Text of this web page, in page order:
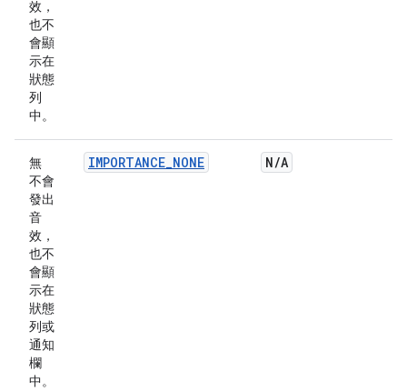
效，
也不
會顯
示在
狀態
列
中。
無
不會
發出
音
效，
也不
會顯
示在
狀態
列或
通知
欄
中。
IMPORTANCE_NONE N/A